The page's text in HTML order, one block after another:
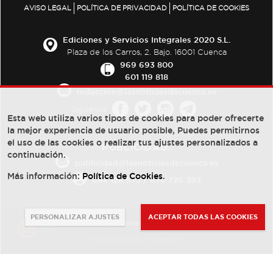
AVISO LEGAL POLÍTICA DE PRIVACIDAD POLÍTICA DE COOKIES
Ediciones y Servicios Integrales 2020 S.L.
Plaza de los Carros, 2. Bajo. 16001 Cuenca
969 693 800
601 119 818
PUBLICIDAD:
684 126 573/670 726 392
Esta web utiliza varios tipos de cookies para poder ofrecerte
la mejor experiencia de usuario posible, Puedes permitirnos
el uso de las cookies o realizar tus ajustes personalizados a
continuación.
Más información: Política de Cookies.
PERSONALIZAR AJUSTES ACEPTAR TODAS LAS COOKIES